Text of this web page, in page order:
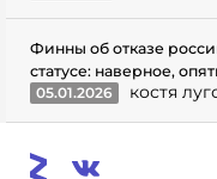
Финны об отказе
статусе: наверное,
05.01.2026
костя